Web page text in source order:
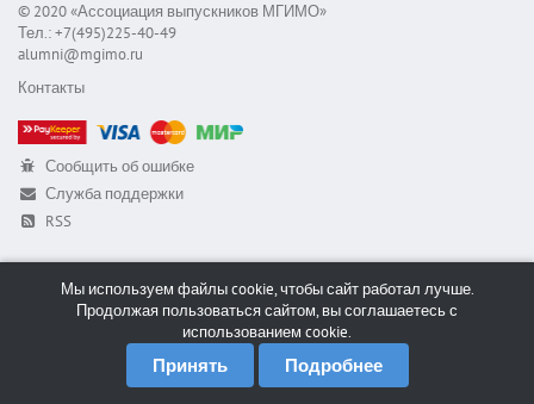
© 2020 «Ассоциация выпускников МГИМО»
Тел.: +7(495)225-40-49
alumni@mgimo.ru
Контакты
Сообщить об ошибке
Служба поддержки
RSS
Мы используем файлы cookie, чтобы сайт работал лучше.
Продолжая пользоваться сайтом, вы соглашаетесь с
использованием cookie.
Принять Подробнее